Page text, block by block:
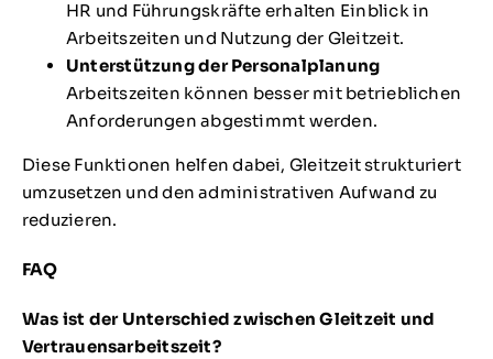
HR und Führungskräfte erhalten Einblick in
Arbeitszeiten und Nutzung der Gleitzeit.
Unterstützung der Personalplanung
Arbeitszeiten können besser mit betrieblichen
Anforderungen abgestimmt werden.
Diese Funktionen helfen dabei, Gleitzeit strukturiert
umzusetzen und den administrativen Aufwand zu
reduzieren.
FAQ
Was ist der Unterschied zwischen Gleitzeit und
Vertrauensarbeitszeit?